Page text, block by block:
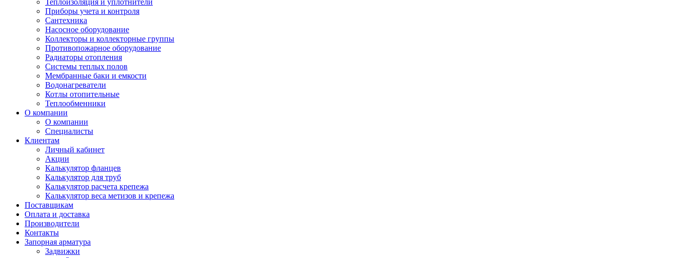
Теплоизоляция и уплотнители
Приборы учета и контроля
Сантехника
Насосное оборудование
Коллекторы и коллекторные группы
Противопожарное оборудование
Радиаторы отопления
Системы теплых полов
Мембранные баки и емкости
Водонагреватели
Котлы отопительные
Теплообменники
О компании
О компании
Специалисты
Клиентам
Личный кабинет
Акции
Калькулятор фланцев
Калькулятор для труб
Калькулятор расчета крепежа
Калькулятор веса метизов и крепежа
Поставщикам
Оплата и доставка
Производители
Контакты
Запорная арматура
Задвижки